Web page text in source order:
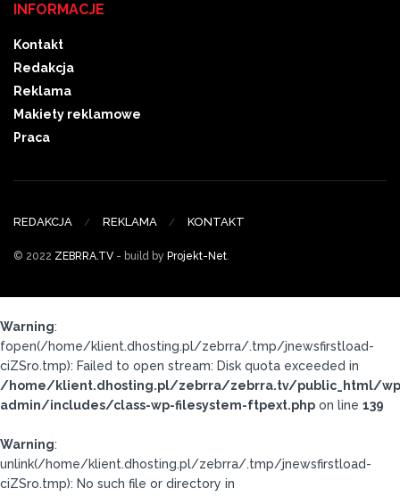
INFORMACJE
Kontakt
Redakcja
Reklama
Makiety reklamowe
Praca
REDAKCJA REKLAMA KONTAKT
© 2022 ZEBRRA.TV - build by Projekt-Net.
Warning:
fopen(/home/klient.dhosting.pl/zebrra/.tmp/jnewsfirstload-
ciZSro.tmp): Failed to open stream: Disk quota exceeded in
/home/klient.dhosting.pl/zebrra/zebrra.tv/public_html/
admin/includes/class-wp-filesystem-ftpext.php on line 139
Warning:
unlink(/home/klient.dhosting.pl/zebrra/.tmp/jnewsfirstload-
ciZSro.tmp): No such file or directory in